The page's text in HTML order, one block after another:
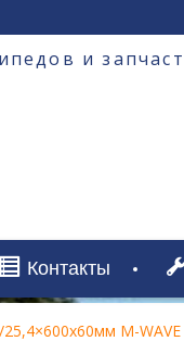
и
Контакты
25,4×600х60мм M-WAVE